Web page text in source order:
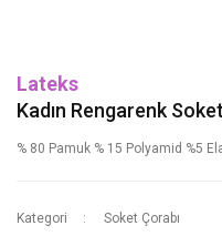
Lateks
Kadın Rengarenk
% 80 Pamuk % 15 Polyamid %5
Kategori Soket Çorabı